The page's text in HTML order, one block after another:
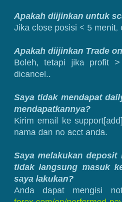
Apakah diijinkan untuk
Jika close posisi < 5 menit,
Apakah diijinkan Trade
Boleh, tetapi jika profit
dicancel..
Saya tidak mendapat
mendapatkannya?
Kirim email ke
nama dan no acct anda.
Saya melakukan deposit
tidak langsung masuk
saya lakukan?
Anda dapat mengisi